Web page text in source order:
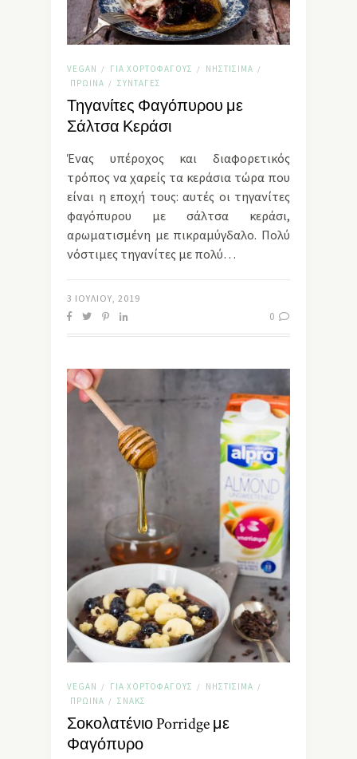
VEGAN / ΓΙΑ ΧΟΡΤΟΦΆΓΟΥΣ / ΝΗΣΤΊΣΙΜΑ /
ΠΡΩΙΝΆ / ΣΥΝΤΑΓΈΣ
Τηγανίτες Φαγόπυρου με
Σάλτσα Κεράσι
Ένας υπέροχος και διαφορετικός
τρόπος να χαρείς τα κεράσια τώρα που
είναι η εποχή τους: αυτές οι τηγανίτες
φαγόπυρου με σάλτσα κεράσι,
αρωματισμένη με πικραμύγδαλο. Πολύ
νόστιμες τηγανίτες με πολύ…
3 ΙΟΥΛΊΟΥ, 2019
0
VEGAN / ΓΙΑ ΧΟΡΤΟΦΆΓΟΥΣ / ΝΗΣΤΊΣΙΜΑ /
ΠΡΩΙΝΆ / ΣΝΑΚΣ
Σοκολατένιο Porridge με
Φαγόπυρο